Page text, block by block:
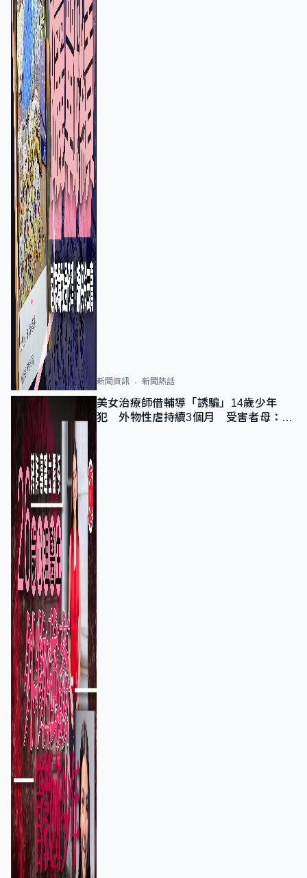
新聞資訊 新聞熱話
美女治療師借輔導「誘騙」14歲少年
犯 外物性虐持續3個月 受害者母：要